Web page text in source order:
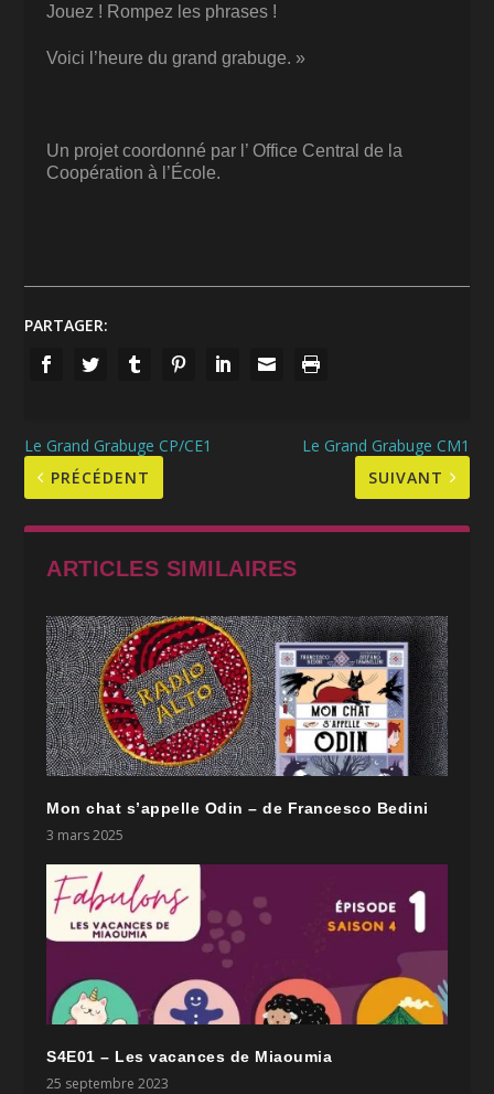
Jouez ! Rompez les phrases !
Voici l’heure du grand grabuge. »
Un projet coordonné par l’ Office Central de la
Coopération à l’École.
PARTAGER:
Le Grand Grabuge CP/CE1
PRÉCÉDENT
Le Grand Grabuge CM1
SUIVANT
ARTICLES SIMILAIRES
Mon chat s’appelle Odin – de Francesco Bedini
3 mars 2025
S4E01 – Les vacances de Miaoumia
25 septembre 2023